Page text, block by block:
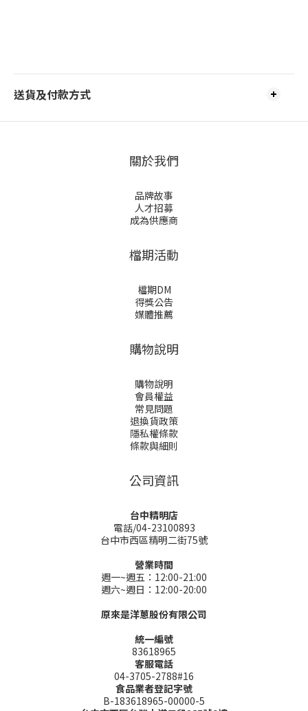
送貨及付款方式
關於我們
品牌故事
人才招募
成為供應商
檔期活動
檔期DM
得獎公告
媒體推薦
購物說明
購物說明
會員權益
常見問題
退換貨政策
隱私權條款
條款與細則
公司資訊
台中精明店
電話/04-23100893
台中市西區精明二街75號
營業時間
週一~週五：12:00-21:00
週六~週日：12:00-20:00
原來是洋蔥股份有限公司
統一編號
83618965
客服電話
04-3705-2788#16
食品業者登記字號
B-183618965-00000-5